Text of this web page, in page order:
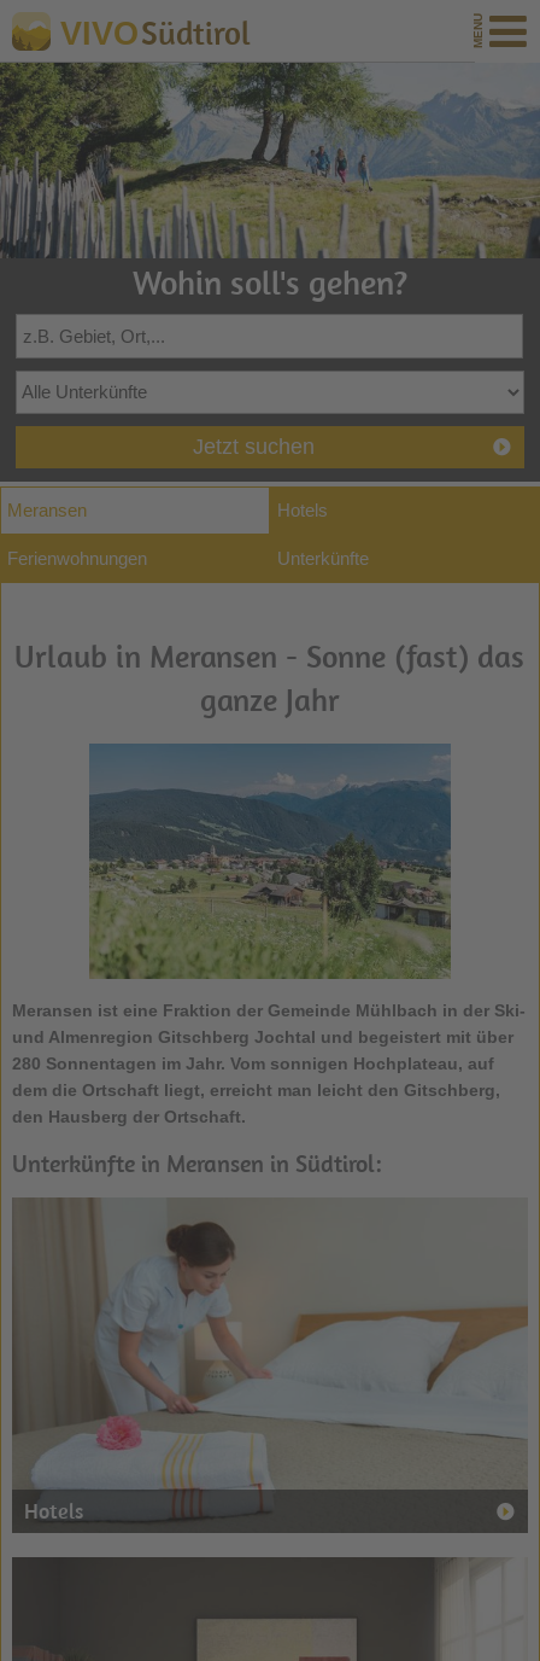
VIVOSüdtirol
Wohin soll's gehen?
Jetzt suchen
Meransen Hotels
Ferienwohnungen Unterkünfte
Urlaub in Meransen - Sonne (fast) das
ganze Jahr
Meransen ist eine Fraktion der Gemeinde Mühlbach in der Ski-
und Almenregion Gitschberg Jochtal und begeistert mit über
280 Sonnentagen im Jahr. Vom sonnigen Hochplateau, auf
dem die Ortschaft liegt, erreicht man leicht den Gitschberg,
den Hausberg der Ortschaft.
Unterkünfte in Meransen in Südtirol:
Hotels